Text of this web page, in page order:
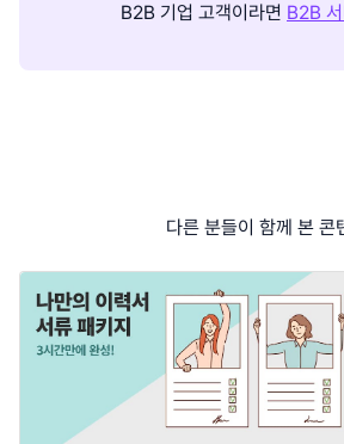
B2B 기업 고객이라면 B2B
다른 분들이 함께 본 콘